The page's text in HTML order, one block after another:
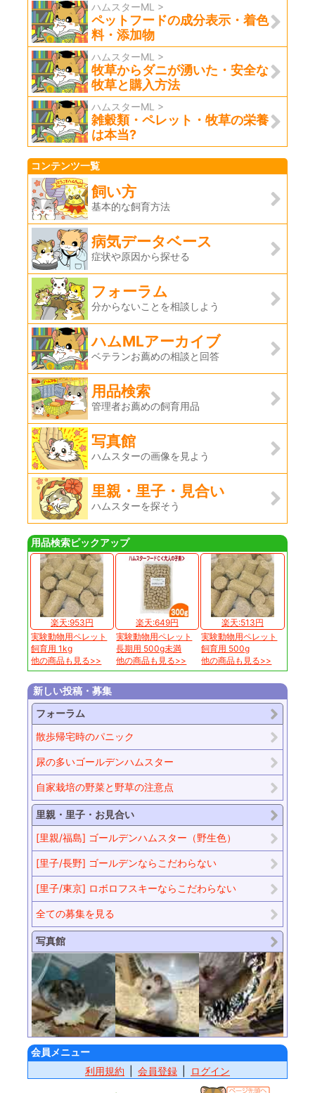
ハムスターML >
ペットフードの成分表示・着色
料・添加物
ハムスターML >
牧草からダニが湧いた・安全な
牧草と購入方法
ハムスターML >
雑穀類・ペレット・牧草の栄養
は本当?
コンテンツ一覧
飼い方
基本的な飼育方法
病気データベース
症状や原因から探せる
フォーラム
分からないことを相談しよう
ハムMLアーカイブ
ベテランお薦めの相談と回答
用品検索
管理者お薦めの飼育用品
写真館
ハムスターの画像を見よう
里親・里子・見合い
ハムスターを探そう
用品検索ピックアップ
楽天:953円
実験動物用ペレット
飼育用 1kg
他の商品も見る>>
楽天:649円
実験動物用ペレット
長期用 500g未満
他の商品も見る>>
楽天:513円
実験動物用ペレット
飼育用 500g
他の商品も見る>>
新しい投稿・募集
フォーラム
散歩帰宅時のパニック
尿の多いゴールデンハムスター
自家栽培の野菜と野草の注意点
里親・里子・お見合い
[里親/福島] ゴールデンハムスター（野生色）
[里子/長野] ゴールデンならこだわらない
[里子/東京] ロボロフスキーならこだわらない
全ての募集を見る
写真館
会員メニュー
利用規約
会員登録 ログイン